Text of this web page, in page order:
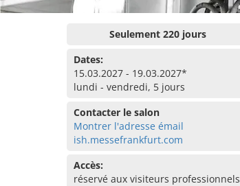
Seulement 220 jours
Dates:
15.03.2027 - 19.03.2027*
lundi - vendredi, 5 jours
Contacter le salon
Montrer l'adresse émail
ish.messefrankfurt.com
Accès:
réservé aux visiteurs professionnels